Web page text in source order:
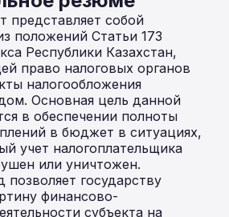
представляет собой
положений Статьи 173
Республики Казахстан,
право налоговых органов
налогообложения
Основная цель данной
в обеспечении полноты
в бюджет в ситуациях,
учет налогоплательщика
или уничтожен.
государству
финансово-
субъекта на